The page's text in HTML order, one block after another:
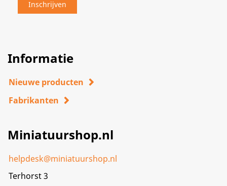
Informatie
Nieuwe producten
Fabrikanten
Miniatuurshop.nl
helpdesk@miniatuurshop.nl
Terhorst 3